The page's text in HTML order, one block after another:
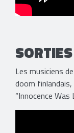
​SORTIES
Les musiciens de
doom
“Innocence